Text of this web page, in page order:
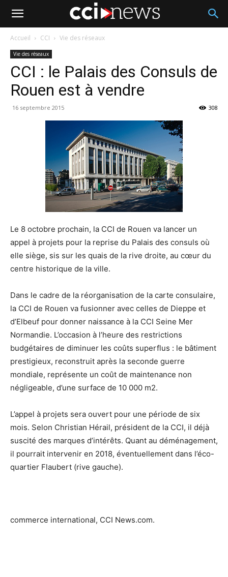
Accueil CCI Vie des réseaux
Vie des réseaux
CCI : le Palais des Consuls de
Rouen est à vendre
16 septembre 2015 308
Le 8 octobre prochain, la CCI de Rouen va lancer un
appel à projets pour la reprise du Palais des consuls où
elle siège, sis sur les quais de la rive droite, au cœur du
centre historique de la ville.
Dans le cadre de la réorganisation de la carte consulaire,
la CCI de Rouen va fusionner avec celles de Dieppe et
d’Elbeuf pour donner naissance à la CCI Seine Mer
Normandie. L’occasion à l’heure des restrictions
budgétaires de diminuer les coûts superflus : le bâtiment
prestigieux, reconstruit après la seconde guerre
mondiale, représente un coût de maintenance non
négligeable, d’une surface de 10 000 m2.
L’appel à projets sera ouvert pour une période de six
mois. Selon Christian Hérail, président de la CCI, il déjà
suscité des marques d’intérêts. Quant au déménagement,
il pourrait intervenir en 2018, éventuellement dans l’éco-
quartier Flaubert (rive gauche).
commerce international, CCI News.com.